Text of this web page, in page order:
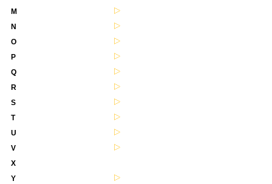
M
N
O
P
Q
R
S
T
U
V
X
Y